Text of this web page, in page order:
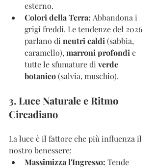
esterno.
Colori della Terra: Abbandona i
grigi freddi. Le tendenze del 2026
parlano di neutri caldi (sabbia,
caramello), marroni profondi e
tutte le sfumature di verde
botanico (salvia, muschio).
3. Luce Naturale e Ritmo
Circadiano
La luce è il fattore che più influenza il
nostro benessere:
Massimizza l'Ingresso: Tende